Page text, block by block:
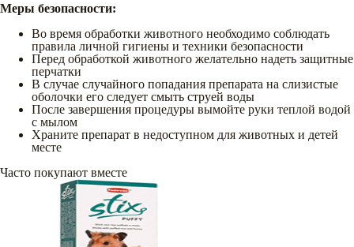
Меры безопасности:
Во время обработки животного необходимо соблюдать
правила личной гигиены и техники безопасности
Перед обработкой животного желательно надеть защитные
перчатки
В случае случайного попадания препарата на слизистые
оболочки его следует смыть струей воды
После завершения процедуры вымойте руки теплой водой
с мылом
Храните препарат в недоступном для животных и детей
месте
Часто покупают вместе